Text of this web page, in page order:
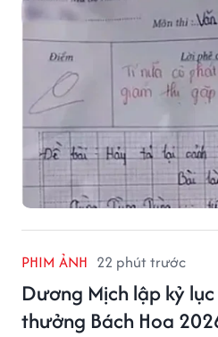
PHIM ẢNH 22 phút trước
Dương Mịch lập kỷ
thưởng Bách Hoa